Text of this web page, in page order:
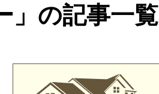
」の記事一覧